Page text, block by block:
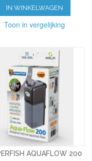
IN WINKELWAGEN
Toon in vergelijking
AQUAFLOW 200